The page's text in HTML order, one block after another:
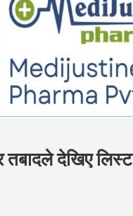
तबादले देखिए लिस्ट